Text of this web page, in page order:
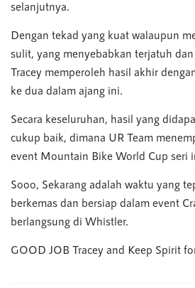
selanjutnya.
Dengan tekad yang kuat walaupun
sulit, yang menyebabkan terjatuh dan
Tracey memperoleh hasil akhir
ke dua dalam ajang ini.
Secara keseluruhan, hasil yang
cukup baik, dimana UR Team
event Mountain Bike World Cup seri
Sooo, Sekarang adalah waktu yang
berkemas dan bersiap dalam event
berlangsung di Whistler.
GOOD JOB Tracey and Keep Spirit